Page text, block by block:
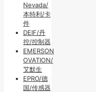
Nevada/
本特利/卡
件
DEIF/丹
控/控制器
EMERSON
OVATION/
艾默生
EPRO/德
国/传感器